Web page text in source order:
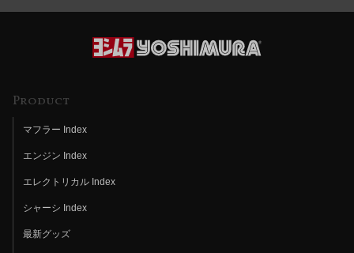
Product
マフラー Index
エンジン Index
エレクトリカル Index
シャーシ Index
最新グッズ